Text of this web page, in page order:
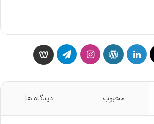
X
ک
د
پ
س
ر
س
گ
محبوب دیدگاه ها